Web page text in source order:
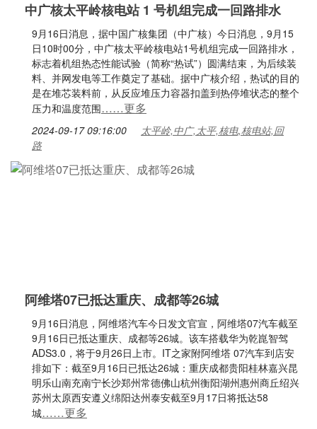
中广核太平岭核电站 1 号机组完成一回路排水
9月16日消息，据中国广核集团（中广核）今日消息，9月15
日10时00分，中广核太平岭核电站1号机组完成一回路排水，
标志着机组热态性能试验（简称“热试”）圆满结束，为后续装
料、并网发电等工作奠定了基础。据中广核介绍，热试的目的
是在堆芯装料前，从反应堆压力容器扣盖到热停堆状态的整个
压力和温度范围……更多
2024-09-17 09:16:00
太平岭,中广,太平,核电,核电站,回
路
阿维塔07已抵达重庆、成都等26城
9月16日消息，阿维塔汽车今日发文官宣，阿维塔07汽车截至
9月16日已抵达重庆、成都等26城。该车搭载华为乾崑智驾
ADS3.0，将于9月26日上市。IT之家附阿维塔 07汽车到店安
排如下：截至9月16日已抵达26城：重庆成都贵阳桂林嘉兴昆
明乐山南充南宁长沙郑州常德佛山杭州衡阳湖州惠州商丘绍兴
苏州太原西安遵义绵阳达州泰安截至9月17日将抵达58
城……更多